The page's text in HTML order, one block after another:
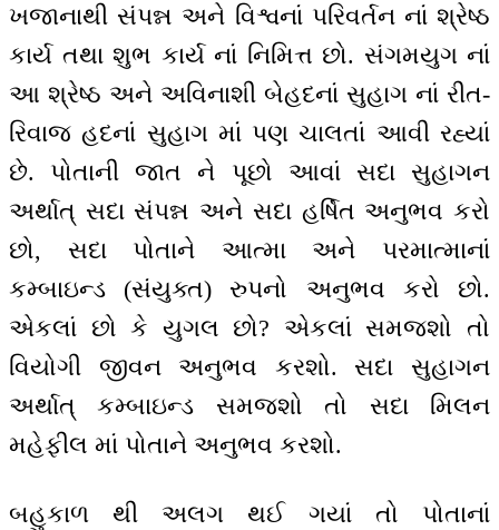
ખજાનાથી સંપન્ન અને વિશ્વનાં પરિવર્તન નાં શ્રેષ્ઠ
કાર્ય તથા શુભ કાર્ય નાં નિમિત્ત છો. સંગમયુગ નાં
આ શ્રેષ્ઠ અને અવિનાશી બેહદનાં સુહાગ નાં રીત-
રિવાજ હદનાં સુહાગ માં પણ ચાલતાં આવી રહ્યાં
છે. પોતાની જાત ને પૂછો આવાં સદા સુહાગન
અર્થાત્ સદા સંપન્ન અને સદા હર્ષિત અનુભવ કરો
છો, સદા પોતાને આત્મા અને પરમાત્માનાં
કમ્બાઇન્ડ (સંયુક્ત) રુપનો અનુભવ કરો છો.
એકલાં છો કે યુગલ છો? એકલાં સમજશો તો
વિયોગી જીવન અનુભવ કરશો. સદા સુહાગન
અર્થાત્ કમ્બાઇન્ડ સમજશો તો સદા મિલન
મહેફીલ માં પોતાને અનુભવ કરશો.
બહુકાળ થી અલગ થઈ ગયાં તો પોતાનાં